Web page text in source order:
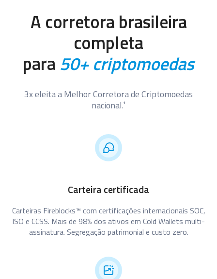
A corretora brasileira
completa
para 50+ criptomoedas
3x eleita a Melhor Corretora de Criptomoedas
nacional.¹
Carteira certificada
Carteiras Fireblocks™ com certificações internacionais SOC,
ISO e CCSS. Mais de 98% dos ativos em Cold Wallets multi-
assinatura. Segregação patrimonial e custo zero.